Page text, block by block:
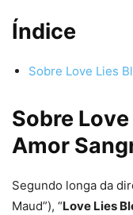
Índice
Sobre Love Lies
Sobre
Amor
Segundo longa da
Maud”), “Love Lies